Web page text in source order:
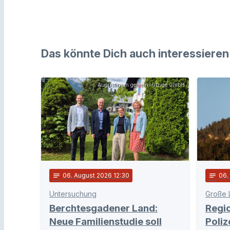
Das könnte Dich auch interessieren
Augustinum gemeinnützige GmbH
notes 06. August 2026 12:30
Untersuchung
Berchtesgadener Land:
Neue Familienstudie soll
notes 06
Große